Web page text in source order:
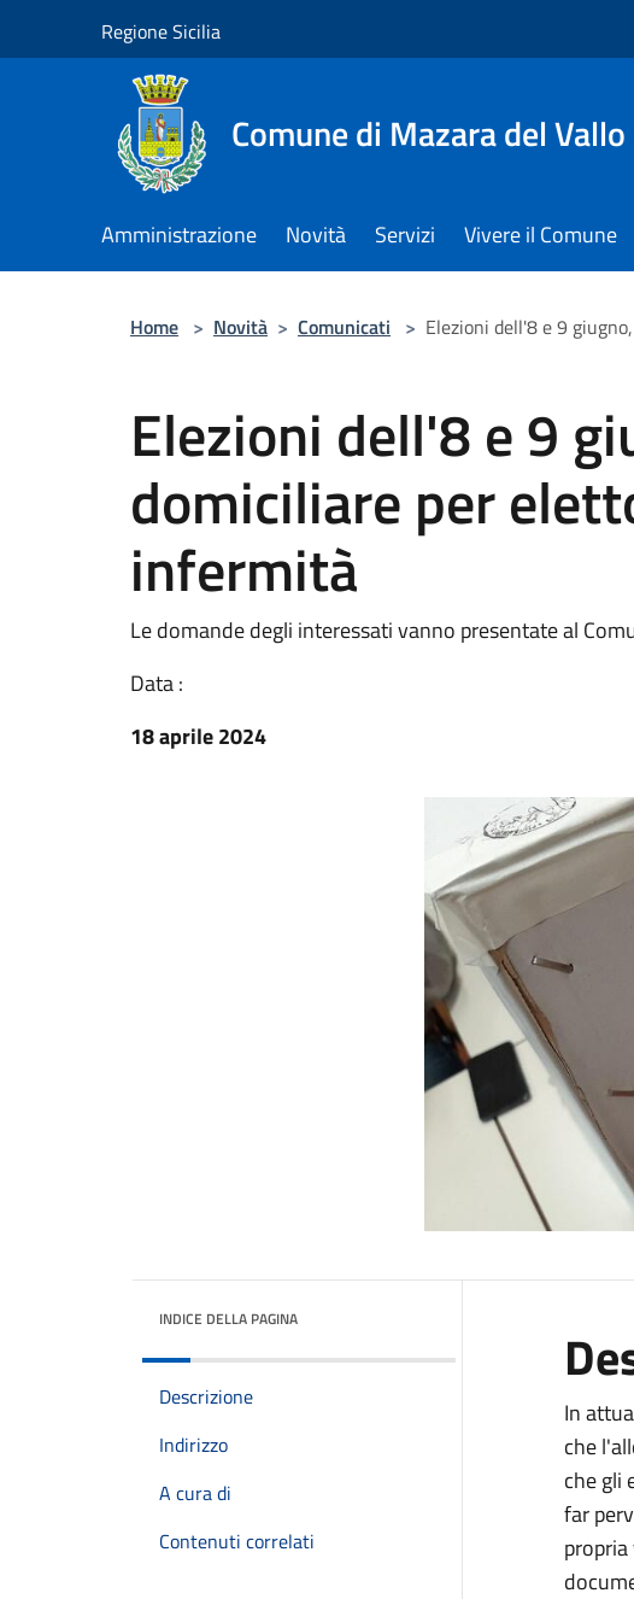
Regione Sicilia
Comune di Mazara del Vallo
Amministrazione Novità Servizi Vivere il Comune
Home > Novità > Comunicati > Elezioni dell'8 e 9
Elezioni dell'8 e 9
domiciliare per
infermità
Le domande degli interessati vanno presentate al
Data :
18 aprile 2024
INDICE DELLA PAGINA
Descrizione
Indirizzo
A cura di
Contenuti correlati
In
che
che gli
far